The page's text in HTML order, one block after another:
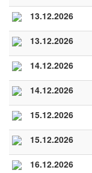
13.12.2026
13.12.2026
14.12.2026
14.12.2026
15.12.2026
15.12.2026
16.12.2026